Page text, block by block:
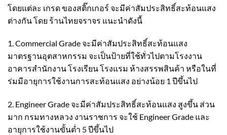
โดยแต่ละ เกรด ของสติ๊กเกอร์ จะมีค่าสัมประสิทธิ์สะท้อนแสง
ต่างกัน โดย ร้านไทยจราจร แนะนำดังนี้
1. Commercial Grade จะมีค่าสัมประสิทธิ์สะท้อนแสง
มาตรฐานอุตสาหกรรม จะเป็นป้ายที่ใช้ทั่วไปตามโรงงาน
อาคารสำนักงาน โรงเรียน โรงแรม ห้างสรรพสินค้า หรือในที่
ร่มมีอายุการใช้งานการสะท้อนแสง อย่างน้อย 1 ปีขึ้นไป
2. Engineer Grade จะมีค่าสัมประสิทธิ์สะท้อนแสง สูงขึ้น ส่วน
มาก กรมทางหลวง งานราชการ จะใช้ Engineer Grade และ
อายุการใช้งานขั้นต่ำ 5 ปีขึ้นไป